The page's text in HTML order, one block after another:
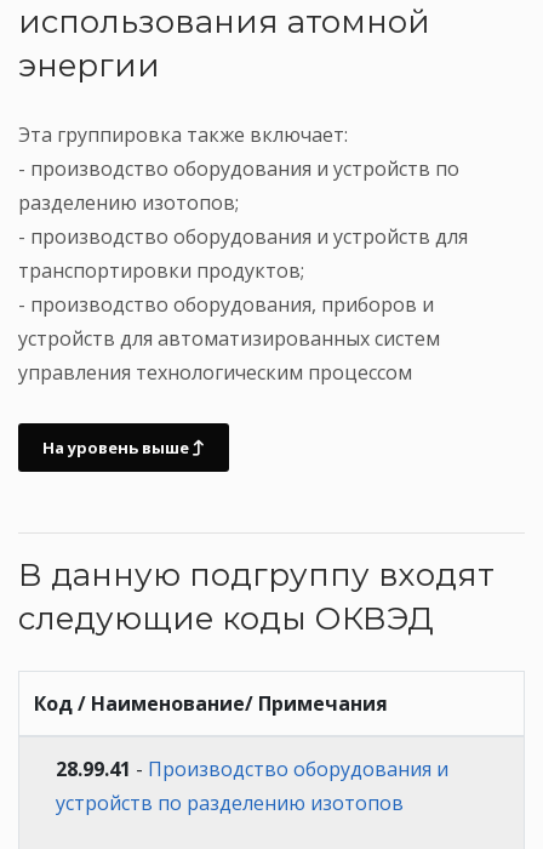
использования атомной
энергии
Эта группировка также включает:
- производство оборудования и устройств по
разделению изотопов;
- производство оборудования и устройств для
транспортировки продуктов;
- производство оборудования, приборов и
устройств для автоматизированных систем
управления технологическим процессом
На уровень выше
В данную подгруппу входят
следующие коды ОКВЭД
Код / Наименование/ Примечания
28.99.41 - Производство оборудования и
устройств по разделению изотопов